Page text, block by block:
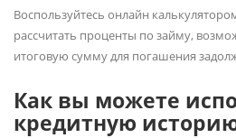
Воспользуйтесь онлайн
рассчитать проценты по займу,
итоговую сумму для погашения
Как вы можете
кредитную